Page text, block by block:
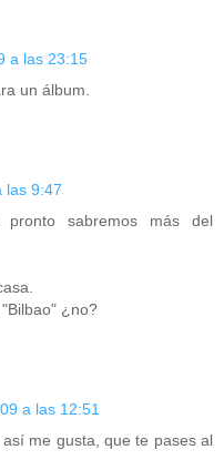
a las 23:15
un álbum.
las 9:47
sabremos más del
¿no?
a las 12:51
me gusta, que te pases al